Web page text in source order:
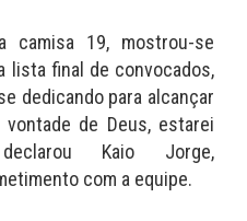
camisa 19, mostrou-se
lista final de convocados,
dedicando para alcançar
de Deus, estarei
Kaio Jorge,
com a equipe.